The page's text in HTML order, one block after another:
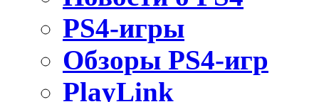
PS4-игры
Обзоры PS4-игр
PlayLink